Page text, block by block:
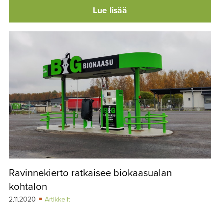
Lue lisää
Ravinnekierto ratkaisee biokaasualan
kohtalon
2.11.2020
Artikkelit